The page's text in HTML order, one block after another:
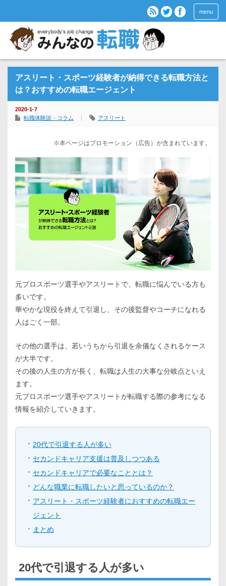
menu
アスリート・スポーツ経験者が納得できる転職方法と
は？おすすめの転職エージェント
2020-1-7
転職体験談・コラム
アスリート
※本ページはプロモーション（広告）が含まれています。
元プロスポーツ選手やアスリートで、転職に悩んでいる方も
多いです。
華やかな現役を終えて引退し、その後監督やコーチになれる
人はごく一部。
その他の選手は、若いうちから引退を余儀なくされるケース
が大半です。
その後の人生の方が長く、転職は人生の大事な分岐点といえ
ます。
元プロスポーツ選手やアスリートが転職する際の参考になる
情報を紹介していきます。
20代で引退する人が多い
セカンドキャリア支援は普及しつつある
セカンドキャリアで必要なこととは？
どんな職業に転職したいと思っているのか？
アスリート・スポーツ経験者におすすめの転職エー
ジェント
まとめ
20代で引退する人が多い